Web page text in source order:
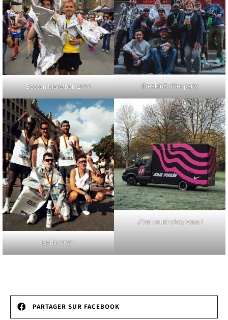
Boston Marathon 2016 Breakin5 after party
Berlin 2023
J’irai courir chez vous !
PARTAGER SUR FACEBOOK